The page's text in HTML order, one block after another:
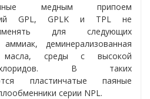
медным припоем
GPL, GPLK и TPL не
для следующих
деминерализованная
масла, среды с высокой
хлоридов. В таких
пластинчатые паяные
серии NPL.